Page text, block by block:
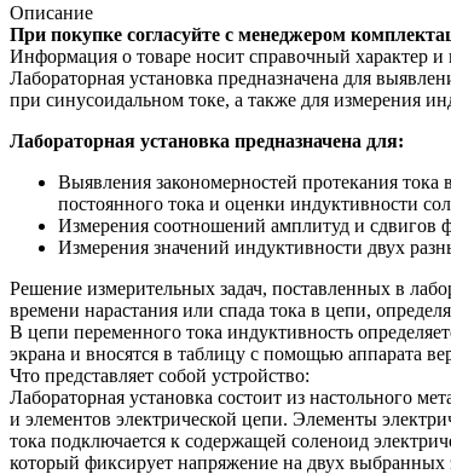
Описание
При покупке согласуйте с менеджером
Информация о товаре носит справочный характер
Лабораторная установка предназначена для
при синусоидальном токе, а также для измерения
Лабораторная установка предназначена для:
Выявления закономерностей протекания
постоянного тока и оценки индуктивности
Измерения соотношений амплитуд и сдвигов
Измерения значений индуктивности двух
Решение измерительных задач, поставленных в
времени нарастания или спада тока в цепи,
В цепи переменного тока индуктивность
экрана и вносятся в таблицу с помощью аппарата
Что представляет собой устройство:
Лабораторная установка состоит из настольного
и элементов электрической цепи. Элементы
тока подключается к содержащей соленоид
который фиксирует напряжение на двух выбранных